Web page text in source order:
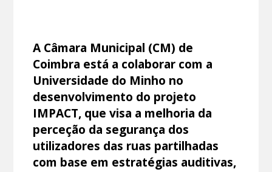
A Câmara Municipal (CM) de
Coimbra está a colaborar com a
Universidade do Minho no
desenvolvimento do projeto
IMPACT, que visa a melhoria da
perceção da segurança dos
utilizadores das ruas partilhadas
com base em estratégias auditivas,